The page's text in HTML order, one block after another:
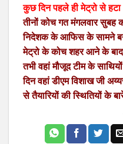
कुछ दिन पहले ही मेट्रो से हटा
तीनों कोच गत मंगलवार सुबह
निदेशक के आफिस के सामने
मेट्रो के कोच शहर आने के बाद
तभी वहां मौजूद टीम के
दिन वहां डीएम विशाख जी
से तैयारियों की स्थितियों के